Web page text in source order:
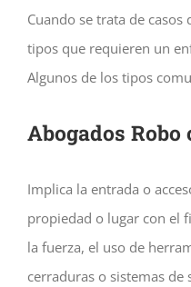
Cuando se trata de
tipos que requieren un
Algunos de los tipos
Abogados
Implica la entrada o
propiedad o lugar con el
la fuerza, el uso de
cerraduras o sistemas de